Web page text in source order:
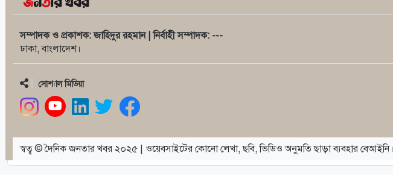
সম্পাদক ও প্রকাশক: জাহিদুর রহমান | নির্বাহী সম্পাদক: ---
ঢাকা, বাংলাদেশ।
সোশ্যাল মিডিয়া
স্বত্ব © দৈনিক জনতার খবর ২০২৫ | ওয়েবসাইটের কোনো লেখা, ছবি, ভিডিও অনুমতি ছাড়া ব্যবহার বেআইনি।